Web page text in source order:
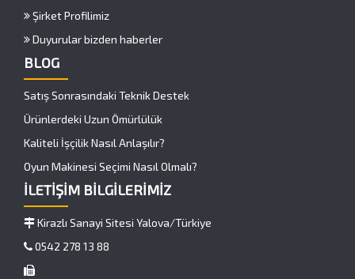
Şirket Profilimiz
Duyurular bizden haberler
BLOG
Satış Sonrasındaki Teknik Destek
Ürünlerdeki Uzun Ömürlülük
Kaliteli İşçilik Nasıl Anlaşılır?
Oyun Makinesi Seçimi Nasıl Olmalı?
İLETİŞİM BİLGİLERİMİZ
Kirazlı Sanayi Sitesi Yalova/Türkiye
0542 278 13 88